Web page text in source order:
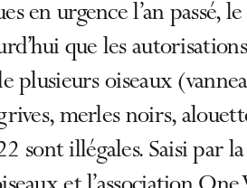
en urgence l’an passé, le
que les
plusieurs oiseaux
merles noirs,
sont illégales. Saisi par